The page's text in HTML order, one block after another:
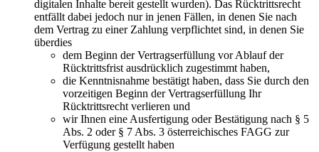
digitalen Inhalte bereit gestellt wurden). Das Rücktrittsrecht
entfällt dabei jedoch nur in jenen Fällen, in denen Sie nach
dem Vertrag zu einer Zahlung verpflichtet sind, in denen Sie
überdies
dem Beginn der Vertragserfüllung vor Ablauf der
Rücktrittsfrist ausdrücklich zugestimmt haben,
die Kenntnisnahme bestätigt haben, dass Sie durch den
vorzeitigen Beginn der Vertragserfüllung Ihr
Rücktrittsrecht verlieren und
wir Ihnen eine Ausfertigung oder Bestätigung nach § 5
Abs. 2 oder § 7 Abs. 3 österreichisches FAGG zur
Verfügung gestellt haben